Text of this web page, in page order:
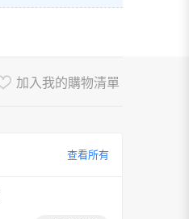
加入我的購物清單
查看所有